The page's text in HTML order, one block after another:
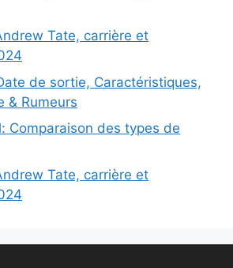
Tate, carrière et
de sortie, Caractéristiques,
& Rumeurs
Comparaison des types de
Tate, carrière et